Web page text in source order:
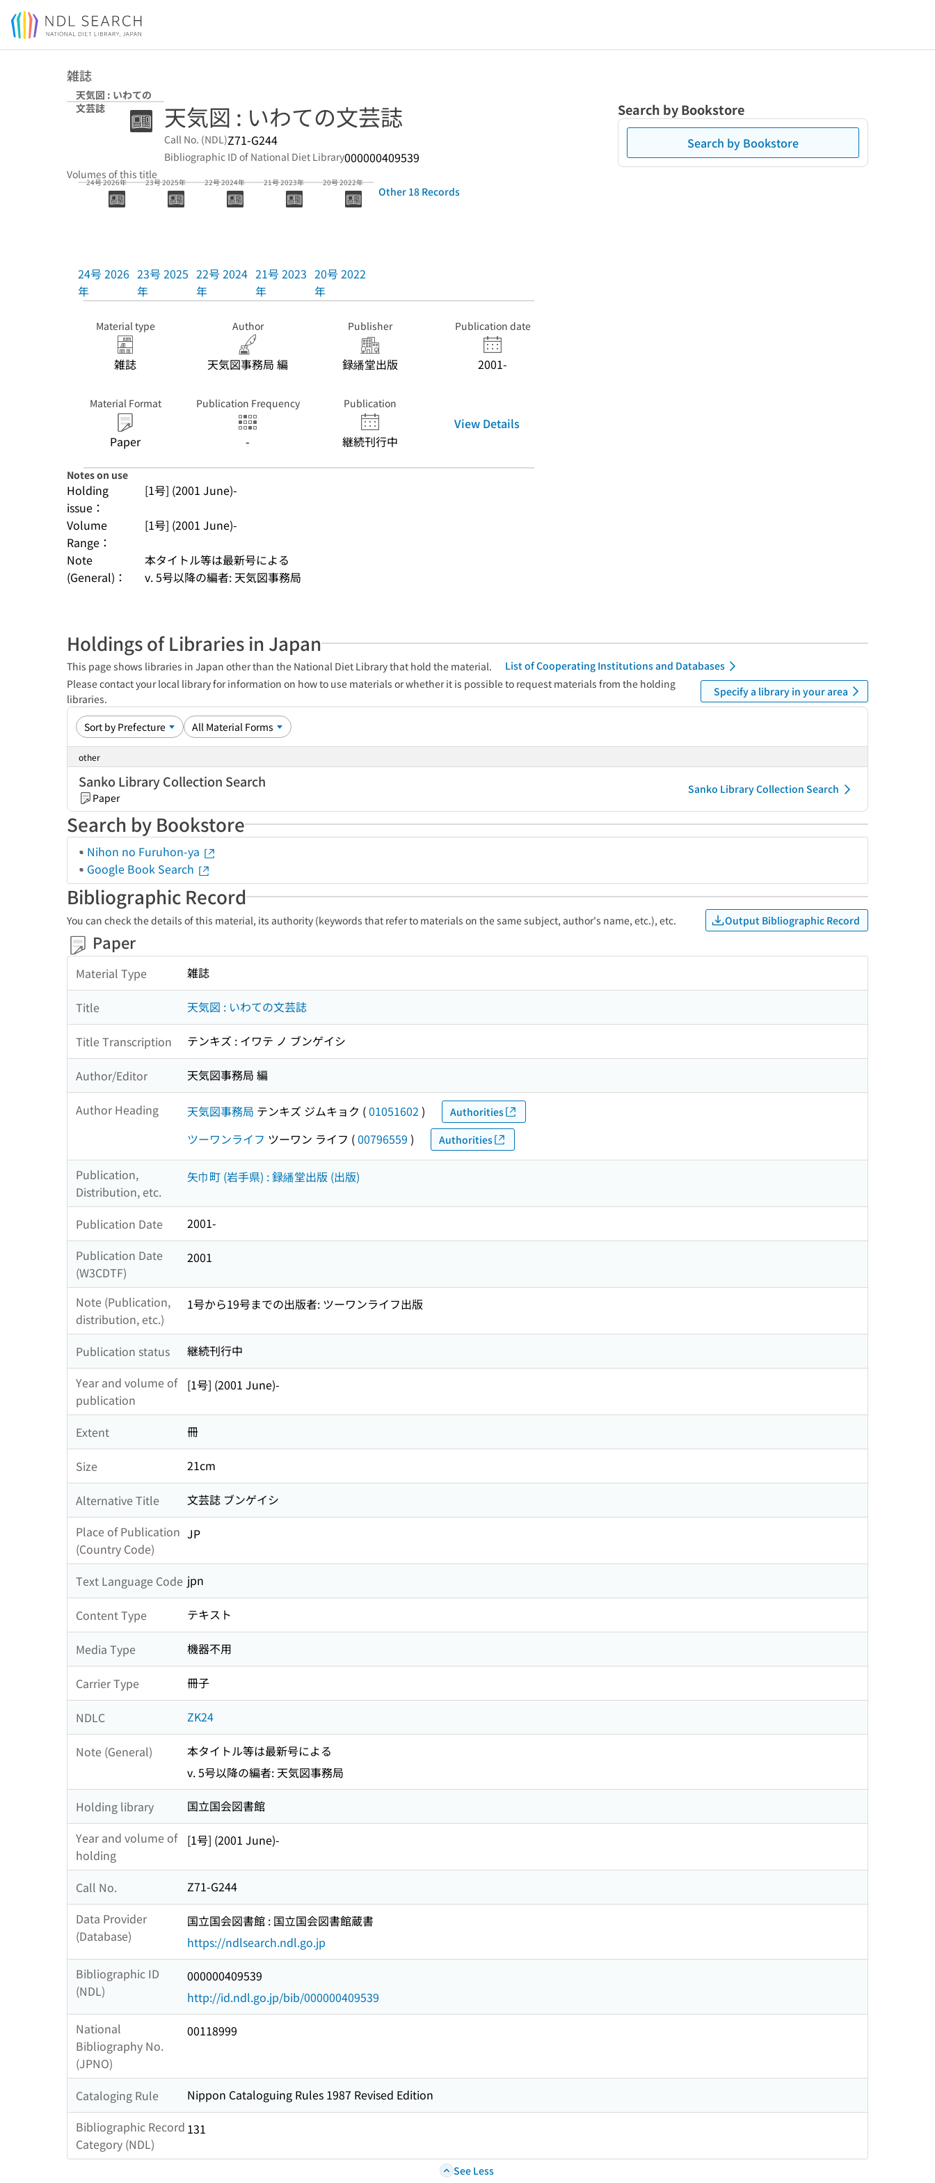
Jump to main content
雑誌
天気図 : いわての
文芸誌
天気図 : いわての文芸誌
Call No. (NDL)Z71-G244
Bibliographic ID of National Diet Library000000409539
Volumes of this title
24号 2026年
24号 2026
年
23号 2025年
23号 2025
年
22号 2024年
22号 2024
年
21号 2023年
21号 2023
年
20号 2022年
20号 2022
年
Other 18 Records
Material type
雑誌
Author
天気図事務局 編
Publisher
録繙堂出版
Publication date
2001-
Material Format
Paper
Publication Frequency
-
Publication
継続刊行中
View Details
Notes on use
Holding
issue：
[1号] (2001 June)-
Volume
Range：
[1号] (2001 June)-
Note
(General)：
本タイトル等は最新号による
v. 5号以降の編者: 天気図事務局
Search by Bookstore
Search by Bookstore
Holdings of Libraries in Japan
This page shows libraries in Japan other than the National Diet Library that hold the material.
List of Cooperating Institutions and Databases
Please contact your local library for information on how to use materials or whether it is possible to request materials from the holding
libraries.
Specify a library in your area
other
Sanko Library Collection Search
Paper
Sanko Library Collection Search
Search by Bookstore
Nihon no Furuhon-ya
Google Book Search
Bibliographic Record
You can check the details of this material, its authority (keywords that refer to materials on the same subject, author's name, etc.), etc. Output Bibliographic Record
Paper
Material Type 雑誌
Title 天気図 : いわての文芸誌
Title Transcription テンキズ : イワテ ノ ブンゲイシ
Author/Editor 天気図事務局 編
Author Heading 天気図事務局 テンキズ ジムキョク (01051602 ) Authorities
ツーワンライフ ツーワン ライフ (00796559 ) Authorities
Publication,
Distribution, etc.
矢巾町 (岩手県) : 録繙堂出版 (出版)
Publication Date
2001-
Publication Date
(W3CDTF)
2001
Note (Publication,
distribution, etc.)
1号から19号までの出版者: ツーワンライフ出版
Publication status
継続刊行中
Year and volume of
publication
[1号] (2001 June)-
Extent 冊
Size 21cm
Alternative Title
文芸誌 ブンゲイシ
Place of Publication
(Country Code)
JP
Text Language Code jpn
Content Type テキスト
Media Type 機器不用
Carrier Type 冊子
NDLC ZK24
Note (General)
本タイトル等は最新号による
v. 5号以降の編者: 天気図事務局
Holding library
国立国会図書館
Year and volume of
holding
[1号] (2001 June)-
Call No.
Z71-G244
Data Provider
(Database)
国立国会図書館 : 国立国会図書館蔵書
https://ndlsearch.ndl.go.jp
Bibliographic ID
(NDL)
000000409539
http://id.ndl.go.jp/bib/000000409539
National
Bibliography No.
(JPNO)
00118999
Cataloging Rule
Nippon Cataloguing Rules 1987 Revised Edition
Bibliographic Record
Category (NDL)
131
See Less